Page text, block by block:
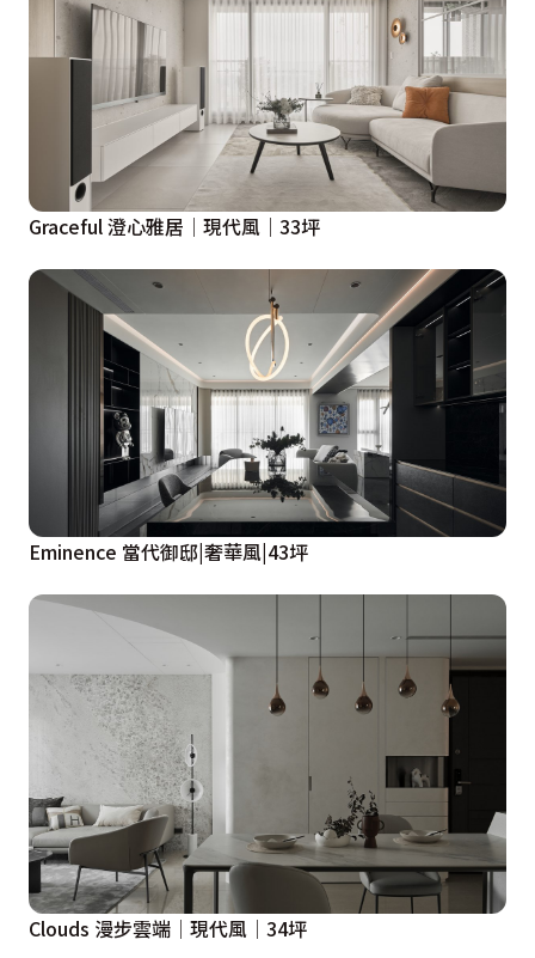
Graceful 澄心雅居│現代風│33坪
Eminence 當代御邸|奢華風|43坪
Clouds 漫步雲端│現代風│34坪